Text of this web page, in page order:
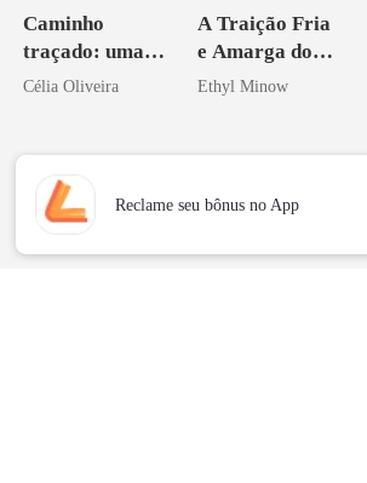
Caminho
traçado: uma
babá na fazenda
Célia Oliveira
A Traição Fria
e Amarga do
Bilionário
Ethyl Minow
Reclame seu bônus no App